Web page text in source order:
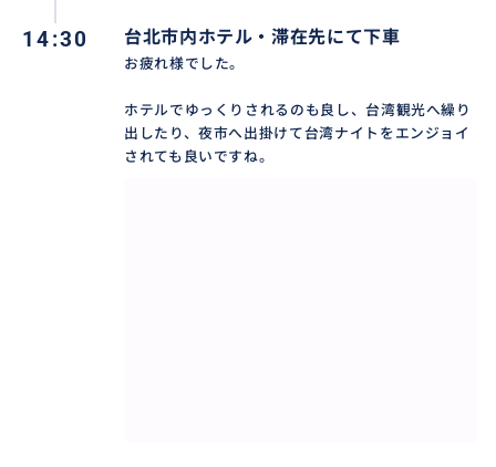
14:30 台北市内ホテル・滞在先にて下車
お疲れ様でした。
ホテルでゆっくりされるのも良し、台湾観光へ繰り
出したり、夜市へ出掛けて台湾ナイトをエンジョイ
されても良いですね。